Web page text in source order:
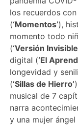
los recuerdos
(‘Momentos’),
momento todo
(‘Versión
digital (‘El
longevidad y
(‘Sillas de Hierro’
musical de 7
narra
y una mujer ángel